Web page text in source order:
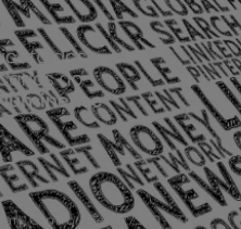
Centro - Cep: 27.330-030